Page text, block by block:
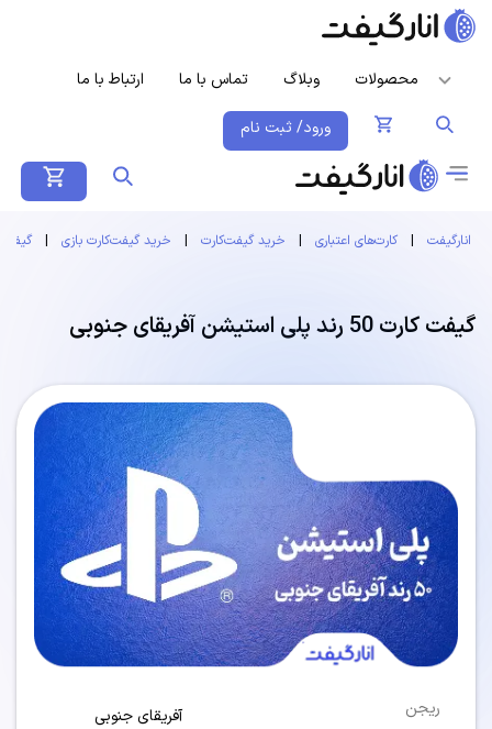
محصولات وبلاگ تماس با ما ارتباط با ما
ورود/ ثبت نام
انارگیفت | کارت‌های اعتباری | خرید گیفت‌کارت | خرید گیفت‌کارت بازی | گیفت
گیفت کارت 50 رند پلی استیشن آفریقای جنوبی
ریجن آفریقای جنوبی